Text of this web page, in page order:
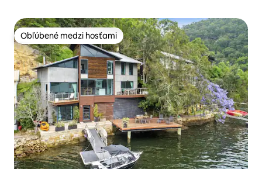
Obľúbené medzi hosťami
Obľúbené medzi hosťami